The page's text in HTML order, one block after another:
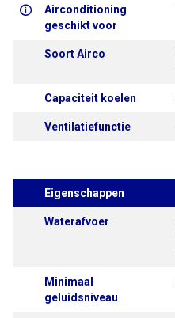
Airconditioning
geschikt voor
Soort Airco
Capaciteit koelen
Ventilatiefunctie
Eigenschappen
Waterafvoer
Minimaal
geluidsniveau